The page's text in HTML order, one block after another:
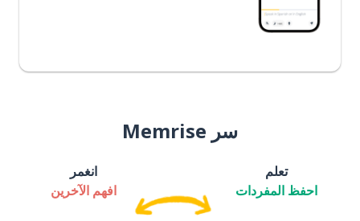
سر Memrise
تعلم
احفظ المفردات
انغمر
افهم الآخرين